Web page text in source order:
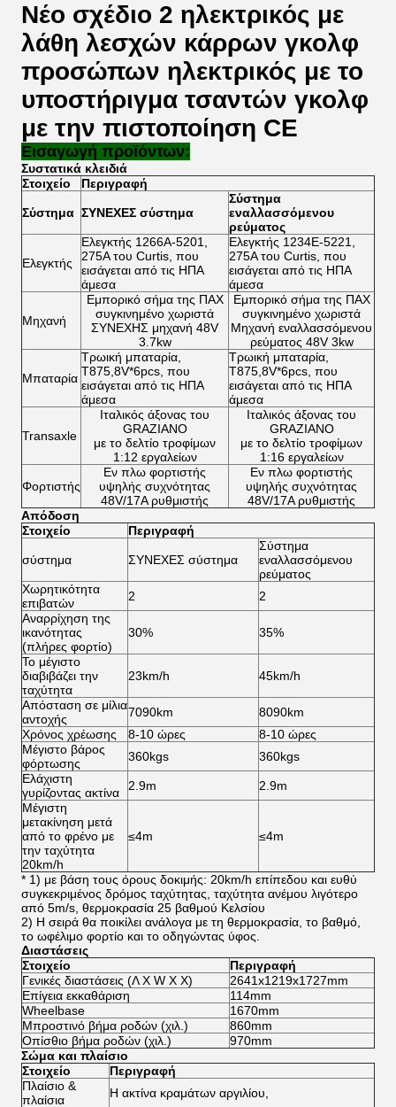
Νέο σχέδιο 2 ηλεκτρικός με
λάθη λεσχών κάρρων γκολφ
προσώπων ηλεκτρικός με το
υποστήριγμα τσαντών γκολφ
με την πιστοποίηση CE
Εισαγωγή προϊόντων:
Συστατικά κλειδιά
Στοιχείο
Περιγραφή
Σύστημα ΣΥΝΕΧΕΣ σύστημα
Σύστημα
εναλλασσόμενου
ρεύματος
Ελεγκτής
Ελεγκτής 1266A-5201,
275A του Curtis, που
εισάγεται από τις ΗΠΑ
άμεσα
Ελεγκτής 1234E-5221,
275A του Curtis, που
εισάγεται από τις ΗΠΑ
άμεσα
Μηχανή
Εμπορικό σήμα της ΠΑΧ
συγκινημένο χωριστά
ΣΥΝΕΧΗΣ μηχανή 48V
3.7kw
Εμπορικό σήμα της ΠΑΧ
συγκινημένο χωριστά
Μηχανή εναλλασσόμενου
ρεύματος 48V 3kw
Μπαταρία
Τρωική μπαταρία,
T875,8V*6pcs, που
εισάγεται από τις ΗΠΑ
άμεσα
Τρωική μπαταρία,
T875,8V*6pcs, που
εισάγεται από τις ΗΠΑ
άμεσα
Transaxle
Ιταλικός άξονας του
GRAZIANO
με το δελτίο τροφίμων
1:12 εργαλείων
Ιταλικός άξονας του
GRAZIANO
με το δελτίο τροφίμων
1:16 εργαλείων
Φορτιστής
Εν πλω φορτιστής
υψηλής συχνότητας
48V/17A ρυθμιστής
Εν πλω φορτιστής
υψηλής συχνότητας
48V/17A ρυθμιστής
Απόδοση
Στοιχείο
Περιγραφή
σύστημα ΣΥΝΕΧΕΣ σύστημα
Σύστημα
εναλλασσόμενου
ρεύματος
Χωρητικότητα
επιβατών
2
2
Αναρρίχηση της
ικανότητας
(πλήρες φορτίο)
30% 35%
Το μέγιστο
διαβιβάζει την
ταχύτητα
23km/h 45km/h
Απόσταση σε μίλια
αντοχής
7090km
8090km
Χρόνος χρέωσης
8-10 ώρες
8-10 ώρες
Μέγιστο βάρος
φόρτωσης
360kgs
360kgs
Ελάχιστη
γυρίζοντας ακτίνα
2.9m
2.9m
Μέγιστη
μετακίνηση μετά
από το φρένο με
την ταχύτητα
20km/h
≤4m ≤4m
* 1) με βάση τους όρους δοκιμής: 20km/h επίπεδου και ευθύ
συγκεκριμένος δρόμος ταχύτητας, ταχύτητα ανέμου λιγότερο
από 5m/s, θερμοκρασία 25 βαθμού Κελσίου
2) Η σειρά θα ποικίλει ανάλογα με τη θερμοκρασία, το βαθμό,
το ωφέλιμο φορτίο και το οδηγώντας ύφος.
Διαστάσεις
Στοιχείο
Περιγραφή
Γενικές διαστάσεις (Λ Χ W Χ Χ)
2641x1219x1727mm
Επίγεια εκκαθάριση
114mm
Wheelbase
1670mm
Μπροστινό βήμα ροδών (χιλ.)
860mm
Οπίσθιο βήμα ροδών (χιλ.)
970mm
Σώμα και πλαίσιο
Στοιχείο
Περιγραφή
Πλαίσιο &
πλαίσια
Η ακτίνα κραμάτων αργιλίου,